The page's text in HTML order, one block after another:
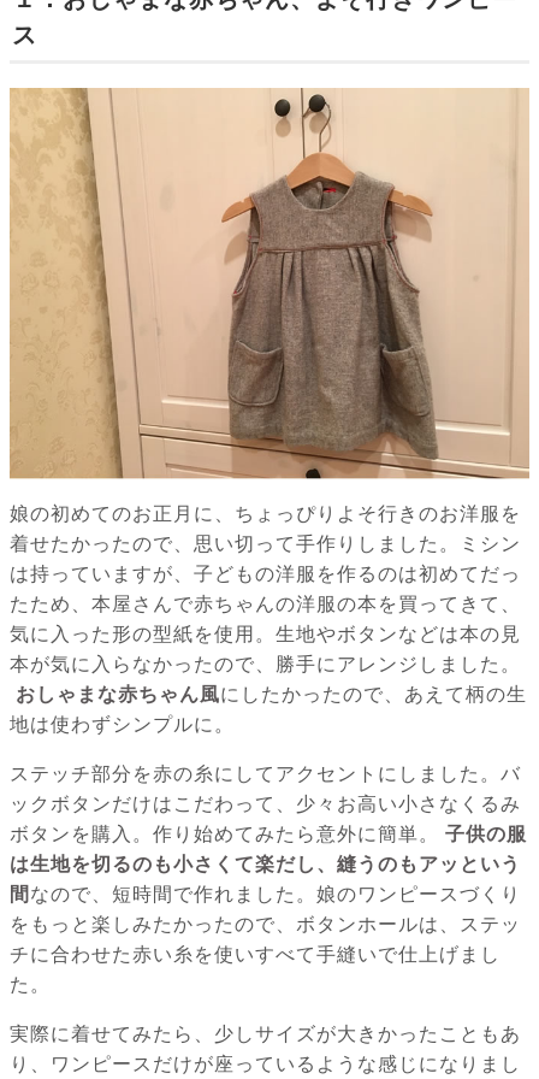
ス
娘の初めてのお正月に、ちょっぴりよそ行きのお洋服を
着せたかったので、思い切って手作りしました。ミシン
は持っていますが、子どもの洋服を作るのは初めてだっ
たため、本屋さんで赤ちゃんの洋服の本を買ってきて、
気に入った形の型紙を使用。生地やボタンなどは本の見
本が気に入らなかったので、勝手にアレンジしました。
おしゃまな赤ちゃん風にしたかったので、あえて柄の生
地は使わずシンプルに。
ステッチ部分を赤の糸にしてアクセントにしました。バ
ックボタンだけはこだわって、少々お高い小さなくるみ
ボタンを購入。作り始めてみたら意外に簡単。
子供の服
は生地を切るのも小さくて楽だし、縫うのもアッという
間 なので、短時間で作れました。娘のワンピースづくり
をもっと楽しみたかったので、ボタンホールは、ステッ
チに合わせた赤い糸を使いすべて手縫いで仕上げまし
た。
実際に着せてみたら、少しサイズが大きかったこともあ
り、ワンピースだけが座っているような感じになりまし